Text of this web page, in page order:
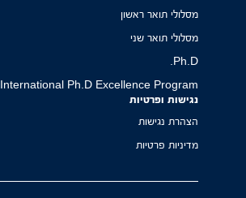
מסלולי תואר ראשון
מסלולי תואר שני
Ph.D.
International Ph.D Excellence Program
נגישות ופרטיות
הצהרת נגישות
מדיניות פרטיות